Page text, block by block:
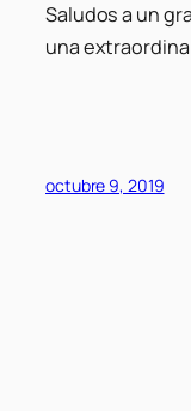
Saludos a un
una
octubre 9, 2019